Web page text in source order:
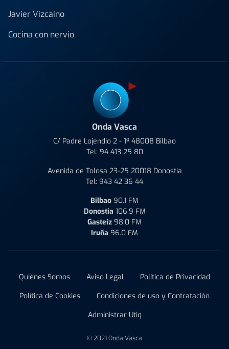
Javier Vizcaino
Cocina con nervio
Onda Vasca
C/ Padre Lojendio 2 - 1º 48008 Bilbao
Tel: 94 413 25 80
Avenida de Tolosa 23-25 20018 Donostia
Tel: 943 42 36 44
Bilbao 90.1 FM
Donostia 106.9 FM
Gasteiz 98.0 FM
Iruña 96.0 FM
Quiénes Somos Aviso Legal
Política de Privacidad
Política de Cookies
Condiciones de uso y Contratación
Administrar Utiq
© 2021 Onda Vasca